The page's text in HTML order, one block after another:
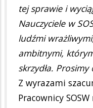
tej sprawie i
Nauczyciele w
ludźmi
ambitnymi,
skrzydła.
Z wyrazami
Pracownicy